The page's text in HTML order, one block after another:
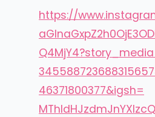
https://
46371800377&igsh=